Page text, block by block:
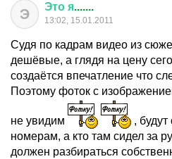
Э Это я.......
13:02, 15.01.2011
Судя по кадрам видео из
дешёвые, а глядя на цену
создаётся впечатление что
Поэтому фоток с
не увидим
,
номерам, а кто там сидел за
должен разбираться